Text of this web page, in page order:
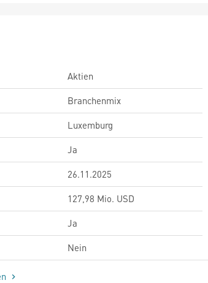
Aktien
Branchenmix
Luxemburg
Ja
26.11.2025
127,98 Mio. USD
Ja
Nein